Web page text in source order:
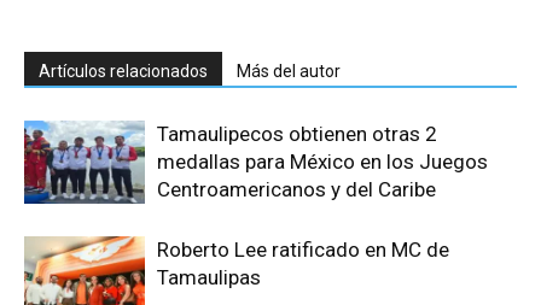
Artículos relacionados Más del autor
Tamaulipecos obtienen otras 2
medallas para México en los Juegos
Centroamericanos y del Caribe
Roberto Lee ratificado en MC de
Tamaulipas